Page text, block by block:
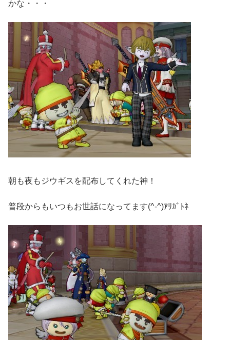
かな・・・
朝も夜もジウギスを配布してくれた神！
普段からもいつもお世話になってます(^-^)ｱﾘｶﾞﾄﾈ